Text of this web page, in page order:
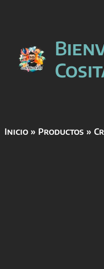
contenido
Inicio Productos